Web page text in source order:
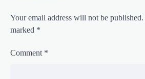
Your email address will not be published.
marked *
Comment *